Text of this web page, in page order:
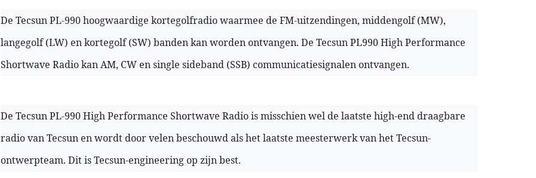
De Tecsun PL-990 hoogwaardige kortegolfradio waarmee de FM-uitzendingen, middengolf (MW),
langegolf (LW) en kortegolf (SW) banden kan worden ontvangen. De Tecsun PL990 High Performance
Shortwave Radio kan AM, CW en single sideband (SSB) communicatiesignalen ontvangen.
De Tecsun PL-990 High Performance Shortwave Radio is misschien wel de laatste high-end draagbare
radio van Tecsun en wordt door velen beschouwd als het laatste meesterwerk van het Tecsun-
ontwerpteam. Dit is Tecsun-engineering op zijn best.